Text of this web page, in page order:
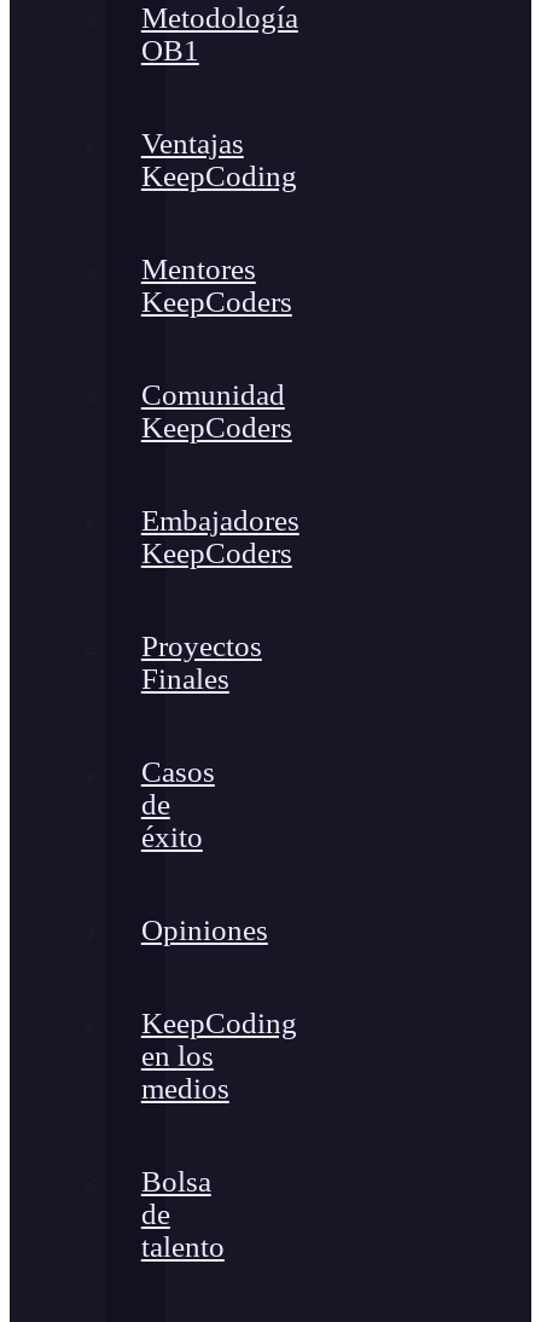
Metodología
OB1
Ventajas
KeepCoding
Mentores
KeepCoders
Comunidad
KeepCoders
Embajadores
KeepCoders
Proyectos
Finales
Casos
de
éxito
Opiniones
KeepCoding
en los
medios
Bolsa
de
talento